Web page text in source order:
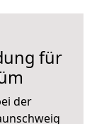
für
der